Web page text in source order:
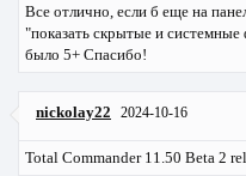
Все отлично, если б еще на
"показать скрытые и системные
было 5+ Спасибо!
nickolay22 2024-10-16
Total Commander 11.50 Beta 2